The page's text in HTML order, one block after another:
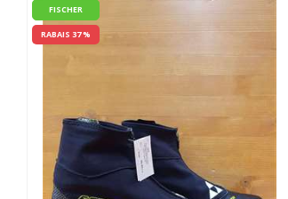
FISCHER
RABAIS 37 %